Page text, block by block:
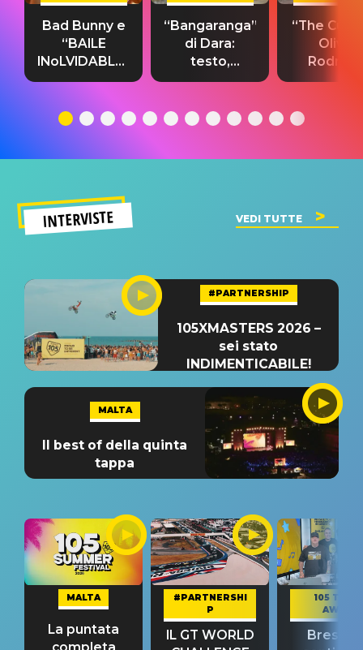
Bad Bunny e
“BAILE
INoLVIDABLE”:
testo,
significato
“Bangaranga”
di Dara:
testo,
traduzione e
del singolo
“The
Olivia
testo,
INTERVISTE VEDI TUTTE
#PARTNERSHIP
105XMASTERS 2026 –
sei stato
INDIMENTICABILE!
MALTA
Il best of della quinta
tappa
MALTA
La puntata
#PARTNERSHI
P
IL GT WORLD
105 TAKE
AWAY
Bresh: